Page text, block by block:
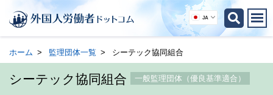
JA
ホーム 監理団体一覧 シーテック協同組合
シーテック協同組合 一般監理団体（優良基準適合）